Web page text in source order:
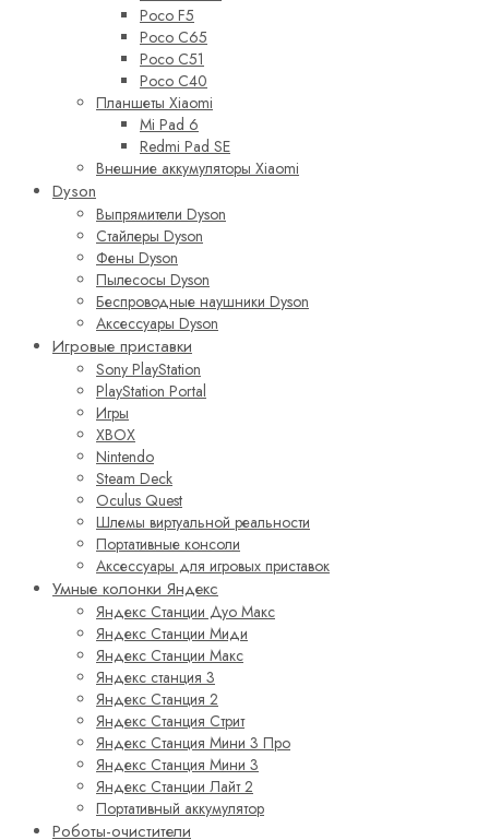
Poco F5
Poco C65
Poco C51
Poco C40
Планшеты Xiaomi
Mi Pad 6
Redmi Pad SE
Внешние аккумуляторы Xiaomi
Dyson
Выпрямители Dyson
Стайлеры Dyson
Фены Dyson
Пылесосы Dyson
Беспроводные наушники Dyson
Аксессуары Dyson
Игровые приставки
Sony PlayStation
PlayStation Portal
Игры
XBOX
Nintendo
Steam Deck
Oculus Quest
Шлемы виртуальной реальности
Портативные консоли
Аксессуары для игровых приставок
Умные колонки Яндекс
Яндекс Станции Дуо Макс
Яндекс Станции Миди
Яндекс Станции Макс
Яндекс станция 3
Яндекс Станция 2
Яндекс Станция Стрит
Яндекс Станция Мини 3 Про
Яндекс Станция Мини 3
Яндекс Станции Лайт 2
Портативный аккумулятор
Роботы-очистители